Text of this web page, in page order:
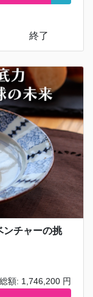
終了
ンチャーの挑
額: 1,746,200 円